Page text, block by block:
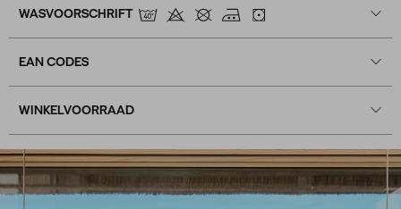
WASVOORSCHRIFT
EAN CODES
WINKELVOORRAAD